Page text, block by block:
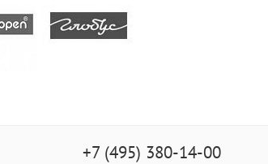
+7 (495) 380-14-00